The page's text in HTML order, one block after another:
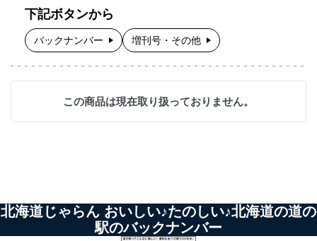
下記ボタンから
バックナンバー 増刊号・その他
この商品は現在取り扱っておりません。
北海道じゃらん おいしい♪たのしい♪北海道の道の
駅のバックナンバー